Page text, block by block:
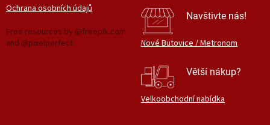
Ochrana osobních údajů
Free resources by @freepik.com
and @pixelperfect
Navštivte nás!
Nové Butovice / Metronom
Větší nákup?
Velkoobchodní nabídka